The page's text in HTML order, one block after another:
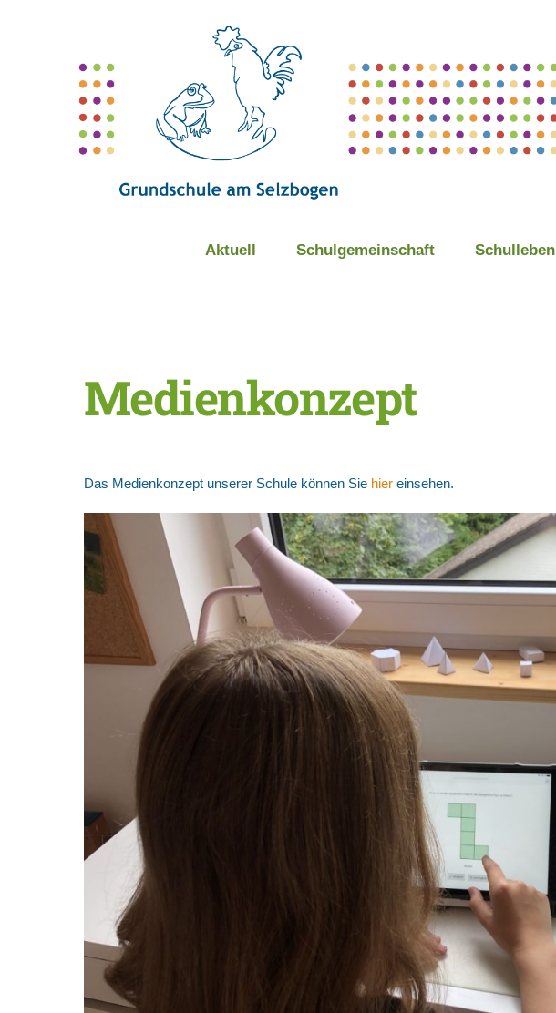
Aktuell Schulgemeinschaft Schulleben
Medienkonzept
Das Medienkonzept unserer Schule können Sie hier ​einsehen.